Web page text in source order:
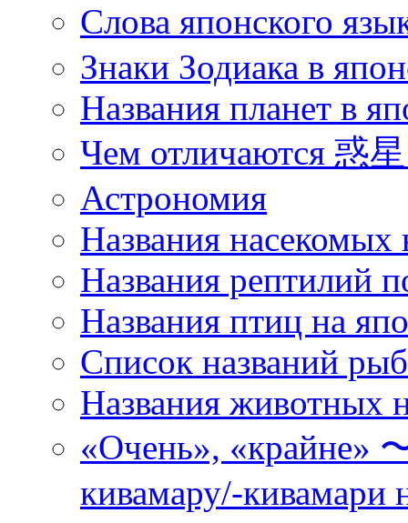
Слова японского
Знаки Зодиака в
Названия планет в
Чем отличаются 惑
Астрономия
Названия насекомых
Названия рептилий
Названия птиц на
Список названий
Названия животных
«Очень», «крайне»
кивамару/-кивамари